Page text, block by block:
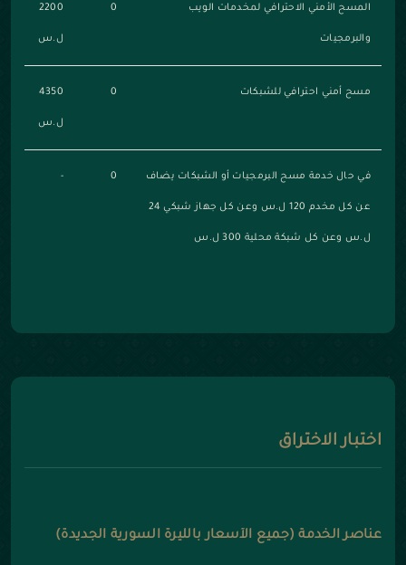
المسح الأمني الاحترافي لمخدمات الويب
والبرمجيات
0
2200
ل.س
مسح أمني احترافي للشبكات 0
4350
ل.س
في حال خدمة مسح البرمجيات أو الشبكات يضاف
عن كل مخدم 120 ل.س وعن كل جهاز شبكي 24
ل.س وعن كل شبكة محلية 300 ل.س
0
-
اختبار الاختراق
عناصر الخدمة (جميع الأسعار بالليرة السورية الجديدة)